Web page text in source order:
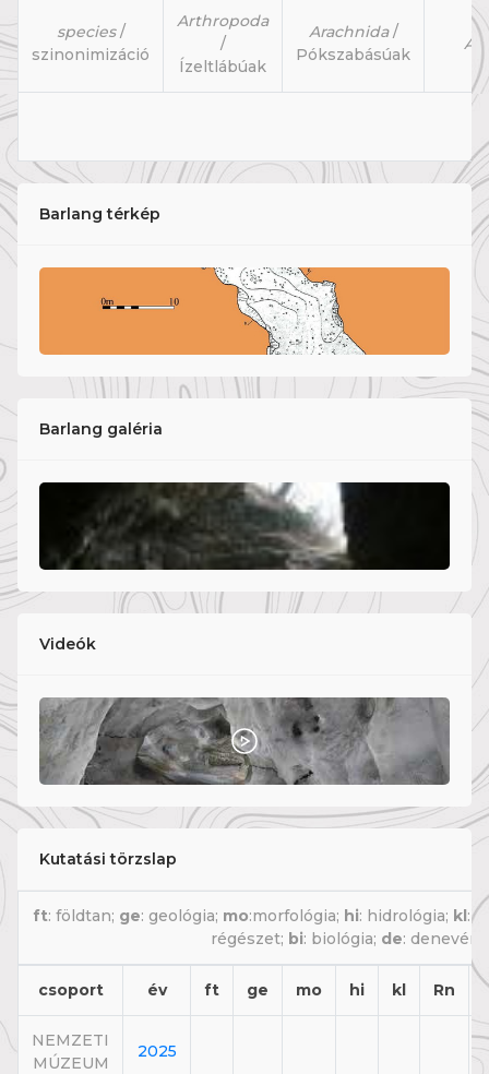
Kutatási törzslap
ft: földtan; ge: geológia; mo:morfológia; hi: hidrológia; kl
régészet; bi: biológia; de: denevér;
csoport év ft ge mo hi kl Rn
NEMZETI
MÚZEUM
2025
species/
szinonimizáció
Arthropoda
/
Ízeltlábúak
Arachnida/
Pókszabásúak
Barlang térkép
Barlang galéria
Videók